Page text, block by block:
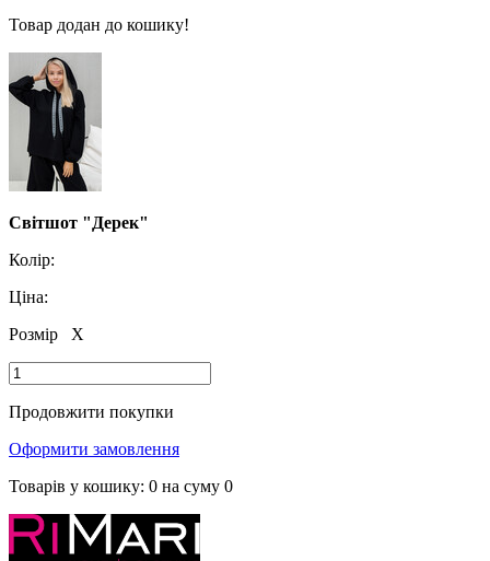
Товар додан до кошику!
Світшот "Дерек"
Колір:
Ціна:
Розмір
X
Продовжити покупки
Оформити замовлення
Товарів у кошику: 0 на суму 0